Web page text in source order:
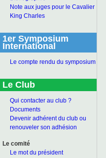
Note aux juges pour le Cavalier
King Charles
1er Symposium
International
Le compte rendu du symposium
Le Club
Qui contacter au club ?
Documents
Devenir adhérent du club ou
renouveler son adhésion
Le comité
Le mot du président